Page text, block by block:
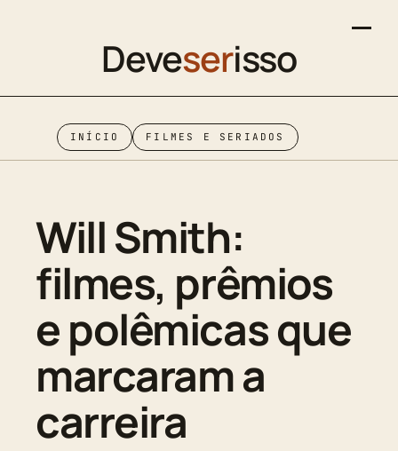
Deveserisso
INÍCIO FILMES E SERIADOS
Will Smith:
filmes, prêmios
e polêmicas que
marcaram a
carreira